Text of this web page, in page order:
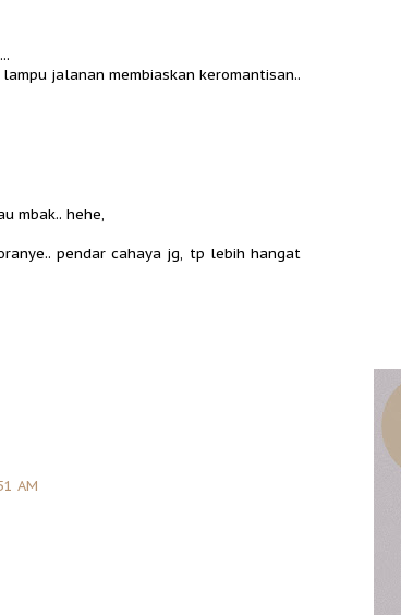
jalanan membiaskan keromantisan..
mbak.. hehe,
pendar cahaya jg, tp lebih hangat
AM